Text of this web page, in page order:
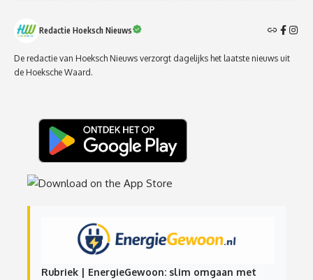
Redactie Hoeksch Nieuws
De redactie van Hoeksch Nieuws verzorgt dagelijks het laatste nieuws uit
de Hoeksche Waard.
Rubriek | EnergieGewoon: slim omgaan met